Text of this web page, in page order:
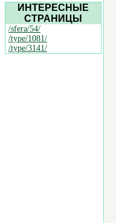
ИНТЕРЕСНЫЕ
СТРАНИЦЫ
/sfera/54/
/type/1081/
/type/3141/